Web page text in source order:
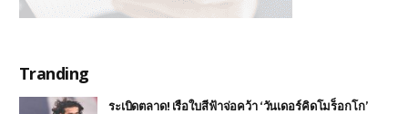
Tranding
ระเบิดตลาด! เรือใบสีฟ้าจ่อคว้า ‘วันเดอร์คิดโมร็อกโก’